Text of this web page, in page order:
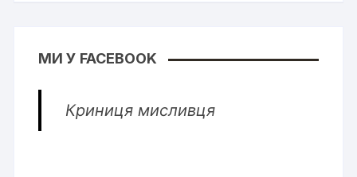
МИ У FACEBOOK
Криниця мисливця